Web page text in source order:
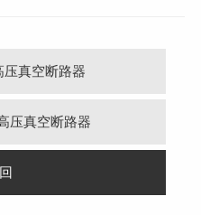
压真空断路器
压真空断路器